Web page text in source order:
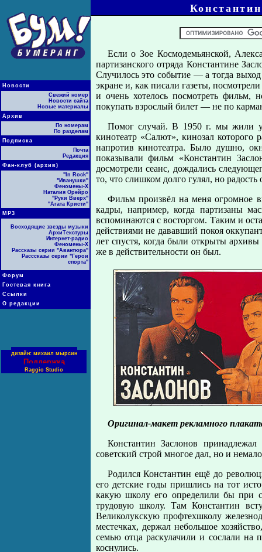
Новости
Свежий номер
Новости сайта
Новые материалы
Архив
По номерам
По разделам
Подписка
Почта
Редакция
Фан-клуб (архив)
"In Rock"
"Иванушки"
Феномены-Х
Наталия Орейро
"Руки Вверх"
"Агата Кристи"
МР3
Восходящие звезды музыки
АрхиТекстуры
Интернет-радио
Феномены-Х
Рассказы серии "Авантюра"
Расссказы серии "Герои
спорта"
Форум
Гостевая книга
Ссылки
О редакции
дизайн: михаил мырсин
Поддержка
Raggio Studio
Если о Зое Космодемьянской,
партизанского отряда Константине
Случилось это событие — а тогда
экране и, как писали газеты,
и очень хотелось посмотреть фильм,
покупать взрослый билет — не по
Помог случай. В 1950 г. мы жили у
кинотеатр «Салют», кинозал
напротив кинотеатра. Было душно,
показывали фильм «Константин
досмотрели сеанс, дождались
то, что слишком долго гулял, но радость
Фильм произвёл на меня огромное
кадры, например, когда партизаны
вспоминаются с восторгом. Таким и
действиями не дававший покоя
лет спустя, когда были открыты
же в действительности он был.
Оригинал-макет рекламного
Константин Заслонов
советский строй многое дал, но и
Родился Константин ещё до
его детские годы пришлись на тот
какую школу его определили бы при
трудовую школу. Там Константин
Великолукскую профтехшколу
местечках, держал небольшое
семью отца раскулачили и сослали на
коснулись.